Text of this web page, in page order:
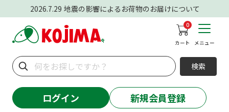
2026.7.29 地震の影響によるお荷物のお届けについて
0
カート メニュー
検索
ログイン 新規会員登録